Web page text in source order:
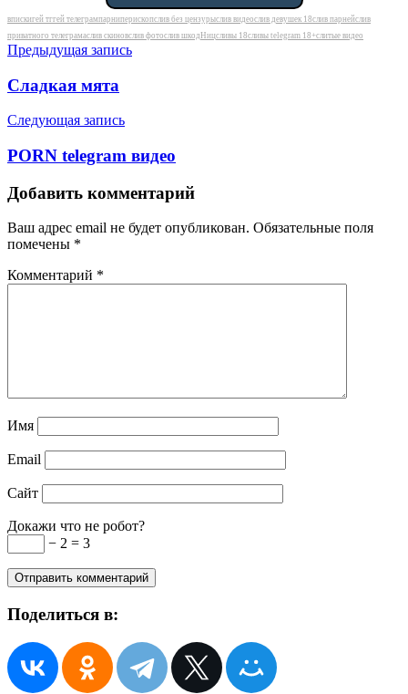
Метки
впискигей тггей телегрампарниперископслив без цензурыслив видеослив девушек 18слив парнейслив
приватного телеграмаслив скиновслив фотослив шкодHицсливы 18сливы telegram 18+слитые видео
Навигация
по
записям
Предыдущая запись
Сладкая мята
Следующая запись
PORN telegram видео
Добавить комментарий
Ваш адрес email не будет опубликован. Обязательные поля
помечены *
Комментарий *
Имя
Email
Сайт
Докажи что не робот?
− 2 = 3
Поделиться в: